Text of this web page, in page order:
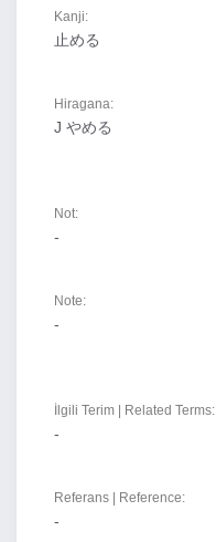
Kanji:
止める
Hiragana:
J やめる
Not:
-
Note:
-
İlgili Terim | Related Terms:
-
Referans | Reference:
-